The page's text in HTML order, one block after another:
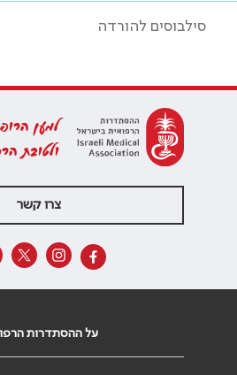
סילבוסים להורדה
למען
ולטובת
צרו קשר
על ההסתדרות